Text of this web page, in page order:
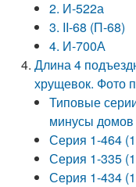
2. И-522а
3. II-68 (П-68)
4. И-700А
Длина 4
хрущевок. Фото
Типовые
минусы домов
Серия 1-464
Серия 1-335
Серия 1-434